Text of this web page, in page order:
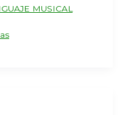
MUSICAL